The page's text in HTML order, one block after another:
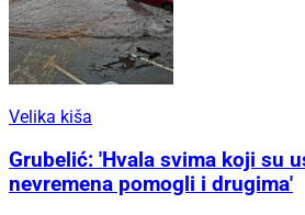
Velika kiša
Grubelić: 'Hvala svima koji su
nevremena pomogli i drugima'